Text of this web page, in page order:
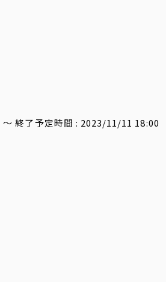
～ 終了予定時間 : 2023/11/11 18:00